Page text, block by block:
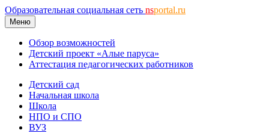
Образовательная социальная сеть nsportal.ru
Меню
Обзор возможностей
Детский проект «Алые паруса»
Аттестация педагогических работников
Детский сад
Начальная школа
Школа
НПО и СПО
ВУЗ